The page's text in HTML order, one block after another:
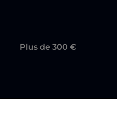
Plus de 300 €